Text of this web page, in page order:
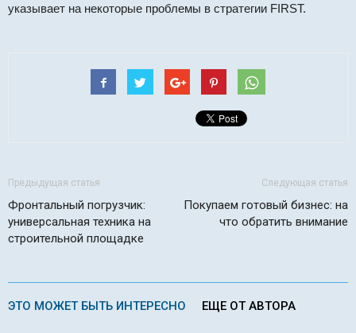
указывает на некоторые проблемы в стратегии FIRST.
Предыдущая статья
Фронтальный погрузчик:
универсальная техника на
строительной площадке
Следующая статья
Покупаем готовый бизнес: на
что обратить внимание
ЭТО МОЖЕТ БЫТЬ ИНТЕРЕСНО ЕЩЕ ОТ АВТОРА